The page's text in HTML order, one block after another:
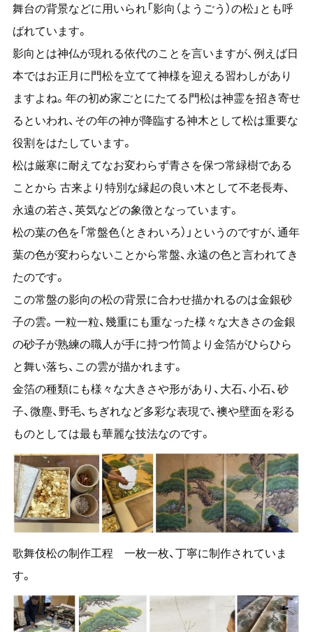
舞台の背景などに用いられ「影向（ようごう）の松」とも呼
ばれています。
影向とは神仏が現れる依代のことを言いますが、例えば日
本ではお正月に門松を立てて神様を迎える習わしがあり
ますよね。年の初め家ごとにたてる門松は神霊を招き寄せ
るといわれ、その年の神が降臨する神木として松は重要な
役割をはたしています。
松は厳寒に耐えてなお変わらず青さを保つ常緑樹である
ことから 古来より特別な縁起の良い木として不老長寿、
永遠の若さ、英気などの象徴となっています。
松の葉の色を「常盤色（ときわいろ）」というのですが、通年
葉の色が変わらないことから常盤、永遠の色と言われてき
たのです。
この常盤の影向の松の背景に合わせ描かれるのは金銀砂
子の雲。一粒一粒、幾重にも重なった様々な大きさの金銀
の砂子が熟練の職人が手に持つ竹筒より金箔がひらひら
と舞い落ち、この雲が描かれます。
金箔の種類にも様々な大きさや形があり、大石、小石、砂
子、微塵、野毛、ちぎれなど多彩な表現で、襖や壁面を彩る
ものとしては最も華麗な技法なのです。
歌舞伎松の制作工程 一枚一枚、丁寧に制作されていま
す。